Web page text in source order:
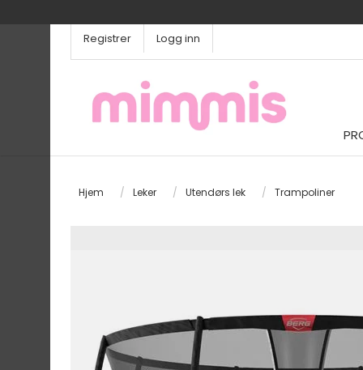
Registrer Logg inn
Hjem / Leker / Utendørs lek / Trampoliner